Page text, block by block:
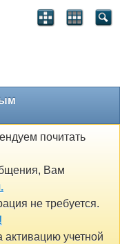
почитать
Вам
не требуется.
активацию учетной